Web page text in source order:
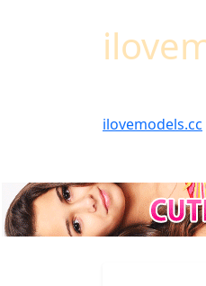
ilovemodels.cc